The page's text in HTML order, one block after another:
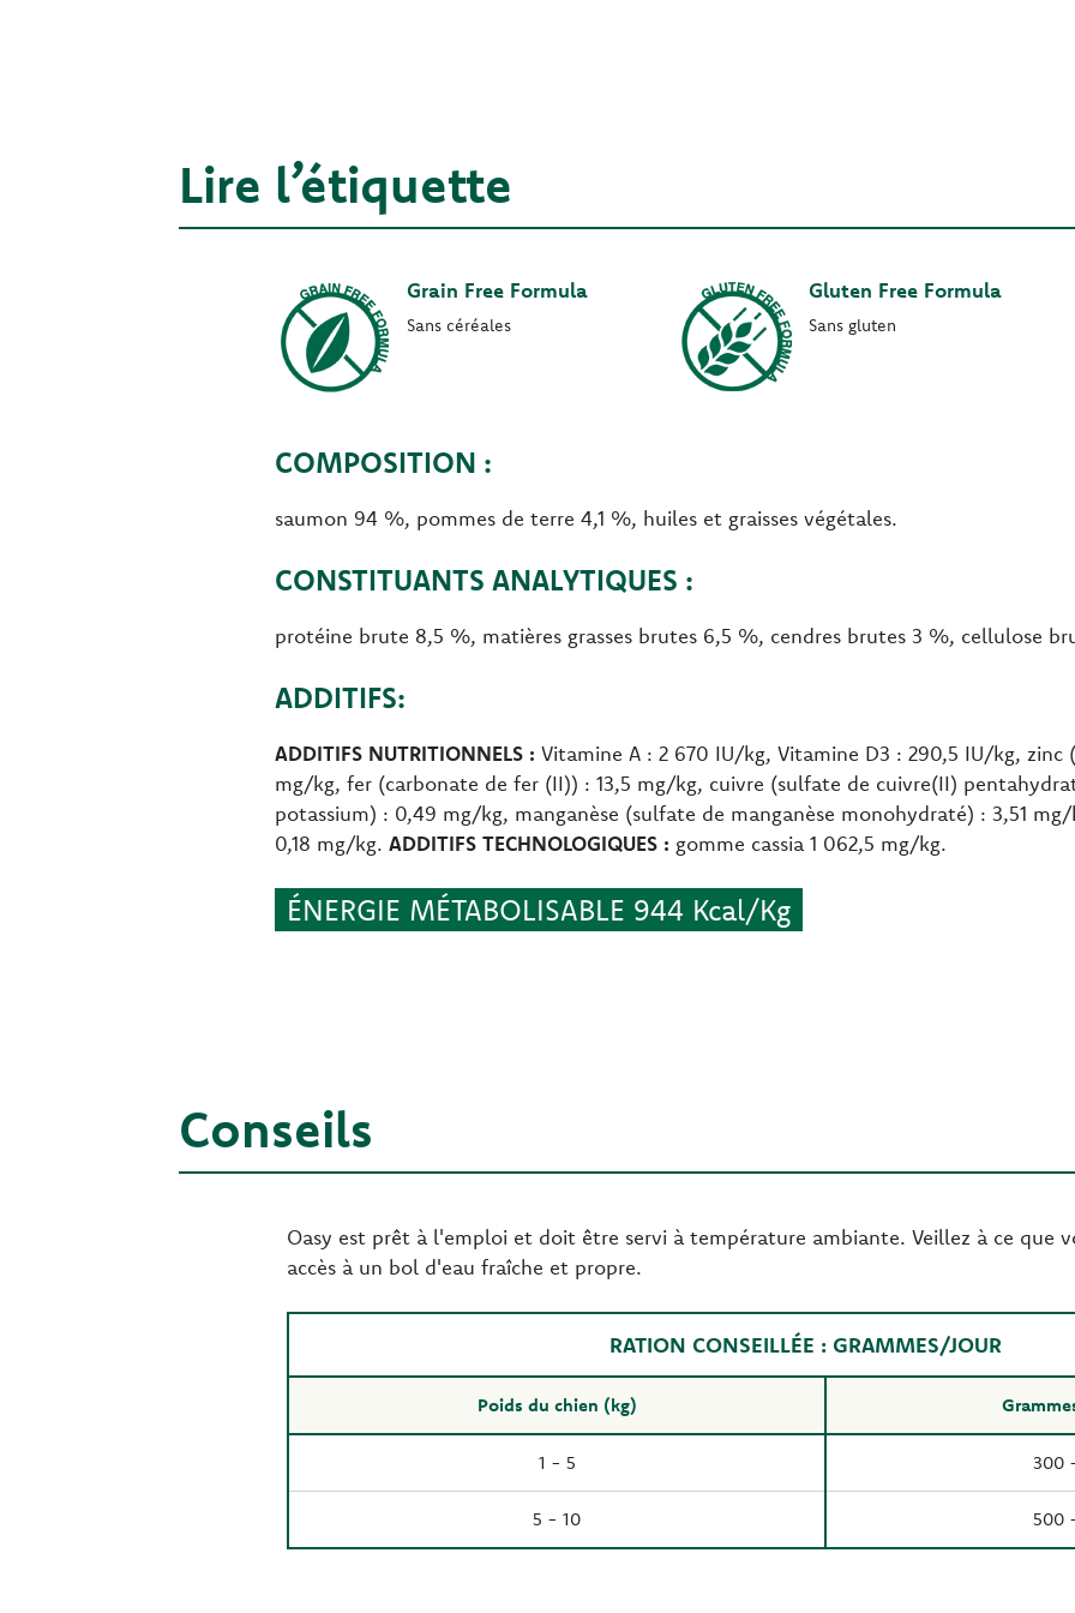
Lire l’étiquette
Grain Free Formula
Sans céréales
Gluten Free Formula
Sans gluten
COMPOSITION :
saumon 94 %, pommes de terre 4,1 %, huiles et graisses végétales.
CONSTITUANTS ANALYTIQUES :
protéine brute 8,5 %, matières grasses brutes 6,5 %, cendres brutes 3 %, cellulose
ADDITIFS:
ADDITIFS NUTRITIONNELS : Vitamine A : 2 670 IU/kg, Vitamine D3 : 290,5 IU/kg,
mg/kg, fer (carbonate de fer (II)) : 13,5 mg/kg, cuivre (sulfate de cuivre(II)
potassium) : 0,49 mg/kg, manganèse (sulfate de manganèse monohydraté) : 3,51
0,18 mg/kg.ADDITIFS TECHNOLOGIQUES : gomme cassia 1 062,5 mg/kg.
ÉNERGIE MÉTABOLISABLE 944 Kcal/Kg
Conseils
Oasy est prêt à l'emploi et doit être servi à température ambiante. Veillez à ce que
accès à un bol d'eau fraîche et propre.
RATION CONSEILLÉE : GRAMMES/JOUR
Poids du chien (kg)
1 - 5 300
5 - 10 500